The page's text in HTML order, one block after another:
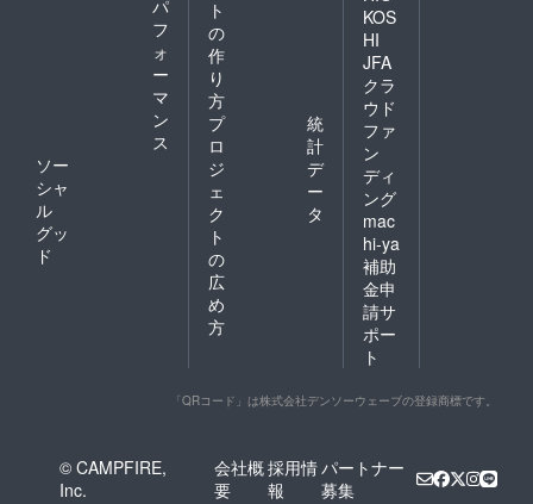
パ
フ
ォ
ー
マ
ン
ス
ソー
シャ
ル
グッ
ド
ト
の
作
り
方
プ
ロ
ジ
ェ
ク
ト
の
広
め
方
統
計
デ
ー
タ
KOS
HI
JFA
クラ
ウド
ファ
ン
ディ
ング
mac
hi-ya
補助
金申
請サ
ポー
ト
「QRコード」は株式会社デンソーウェーブの登録商標です。
© CAMPFIRE,
Inc.
会社概
要
採用情
報
パートナー
募集